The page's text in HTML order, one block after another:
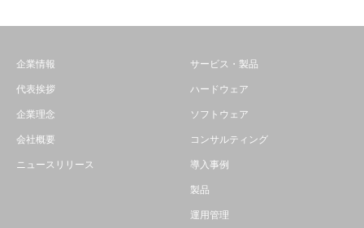
企業情報
代表挨拶
企業理念
会社概要
ニュースリリース
サービス・製品
ハードウェア
ソフトウェア
コンサルティング
導入事例
製品
運用管理